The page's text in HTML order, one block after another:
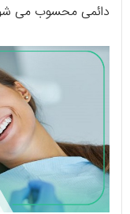
دائمی محسوب می